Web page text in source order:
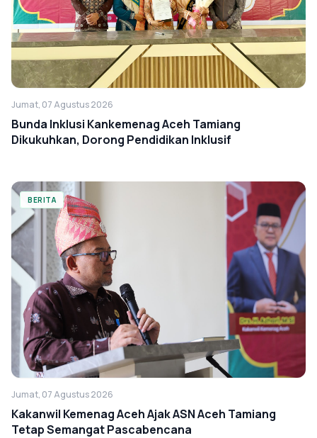
Jumat, 07 Agustus 2026
Bunda Inklusi Kankemenag Aceh Tamiang
Dikukuhkan, Dorong Pendidikan Inklusif
BERITA
Jumat, 07 Agustus 2026
Kakanwil Kemenag Aceh Ajak ASN Aceh Tamiang
Tetap Semangat Pascabencana